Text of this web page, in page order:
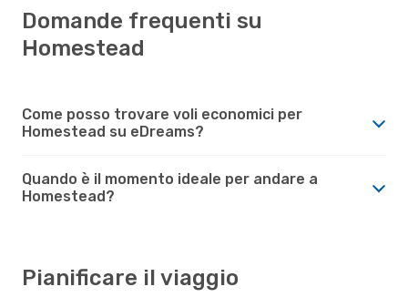
Domande frequenti su
Homestead
Come posso trovare voli economici per
Homestead su eDreams?
Quando è il momento ideale per andare a
Homestead?
Pianificare il viaggio